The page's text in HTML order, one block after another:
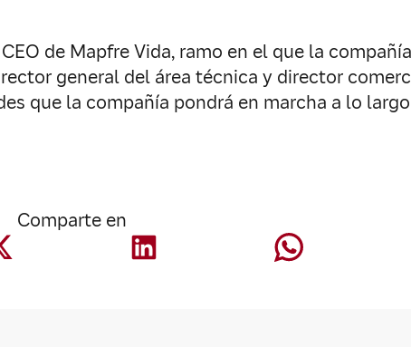
de Mapfre Vida, ramo en el que la
general del área técnica y director
que la compañía pondrá en marcha a lo
Comparte en